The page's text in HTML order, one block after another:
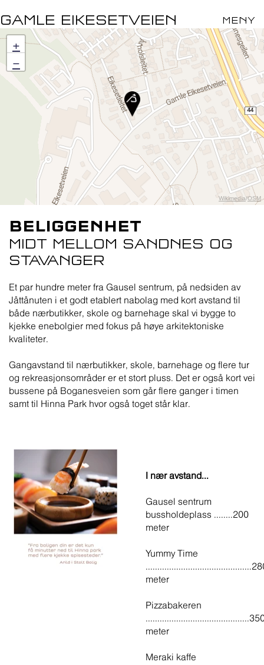
MENY
GAMLE EIKESETVEIEN
+
−
Wikimedia/OSM
BELIGGENHET
MIDT MELLOM SANDNES OG
STAVANGER
Et par hundre meter fra Gausel sentrum, på nedsiden av
Jåttånuten i et godt etablert nabolag med kort avstand til
både nærbutikker, skole og barnehage skal vi bygge to
kjekke enebolgier med fokus på høye arkitektoniske
kvaliteter.
Gangavstand til nærbutikker, skole, barnehage og flere tur
og rekreasjonsområder er et stort pluss. Det er også kort vei
bussene på Boganesveien som går flere ganger i timen
samt til Hinna Park hvor også toget står klar.
I nær avstand...
Gausel sentrum
bussholdeplass ........200
meter
Yummy Time
meter
Pizzabakeren
meter
Meraki kaffe